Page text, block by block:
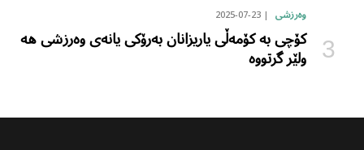
وەرزشی 2025-07-23
کۆچی بە کۆمەڵی یاریزانان بەرۆکی یانەی وەرزشی هە
ولێر گرتووە